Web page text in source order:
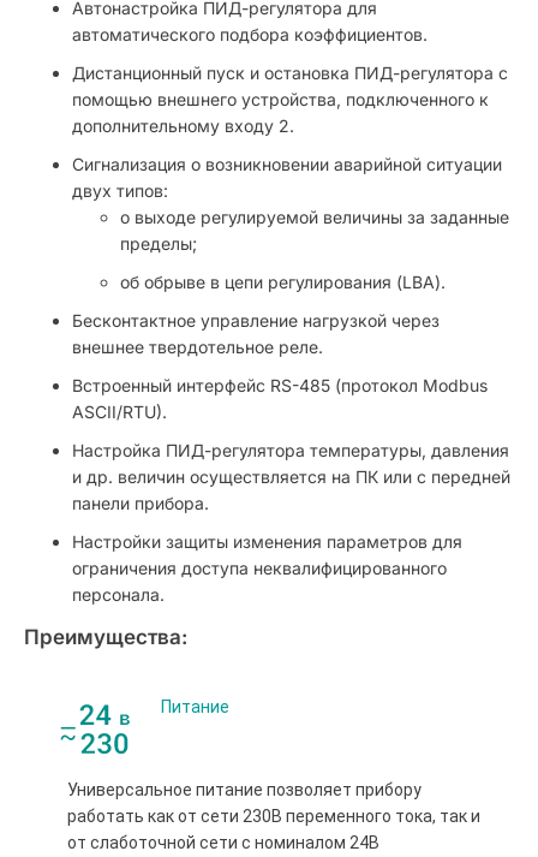
Автонастройка ПИД-регулятора для
автоматического подбора коэффициентов.
Дистанционный пуск и остановка ПИД-регулятора с
помощью внешнего устройства, подключенного к
дополнительному входу 2.
Сигнализация о возникновении аварийной ситуации
двух типов:
о выходе регулируемой величины за заданные
пределы;
об обрыве в цепи регулирования (LBA).
Бесконтактное управление нагрузкой через
внешнее твердотельное реле.
Встроенный интерфейс RS-485 (протокол Modbus
ASCII/RTU).
Настройка ПИД-регулятора температуры, давления
и др. величин осуществляется на ПК или с передней
панели прибора.
Настройки защиты изменения параметров для
ограничения доступа неквалифицированного
персонала.
Преимущества:
Питание
Универсальное питание позволяет прибору
работать как от сети 230В переменного тока, так и
от слаботочной сети с номиналом 24В